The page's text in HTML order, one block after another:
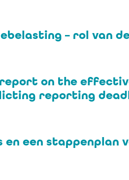
– rol van
on the
reporting
en een stappenplan